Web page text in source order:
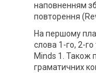
наповненням
повторення
На першому
слова 1-го, 2-го
Minds 1. Також
граматичних